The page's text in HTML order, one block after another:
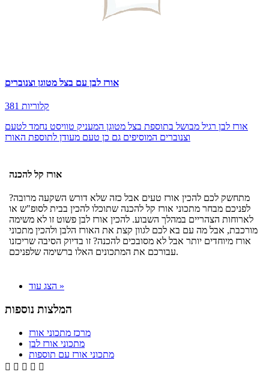
אורז לבן עם בצל מטוגן וצנוברים
381 קלוריות
אורז לבן רגיל מבושל בתוספת בצל מטוגן המעניק טוויסט נחמד לטעם
וצנוברים המוסיפים גם כן טעם מעודן לתוספת האורז
אורז קל להכנה
מתחשק לכם להכין אורז טעים אבל כזה שלא דורש השקעה מרובה?
לפניכם מבחר מתכוני אורז קל להכנה שתוכלו להכין בבית לסופ"ש או
לארוחות הצהריים במהלך השבוע. להכין אורז לבן פשוט זו לא משימה
מורכבת, אבל מה עם בא לכם לגוון קצת את האורז הלבן ולהכין מתכוני
אורז מיוחדים יותר אבל לא מסובכים להכנה? זו בדיוק הסיבה שריכזנו
עבורכם את המתכונים האלו ברשימה שלפניכם.
הצג עוד »
המלצות נוספות
מרכז מתכוני אורז
מתכוני אורז לבן
מתכוני אורז עם תוספות
    